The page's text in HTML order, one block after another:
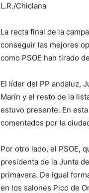
L.R./Chiclana
La recta final de la
conseguir las mejores
como PSOE han tirado
El líder del PP andaluz,
Marín y el resto de la
estuvo presente. En
comentados por la
Por otro lado, el PSOE,
presidenta de la Junta
primavera. De igual
en los salones Pico de